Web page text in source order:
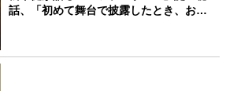
話、「初めて舞台で披露したとき、お…